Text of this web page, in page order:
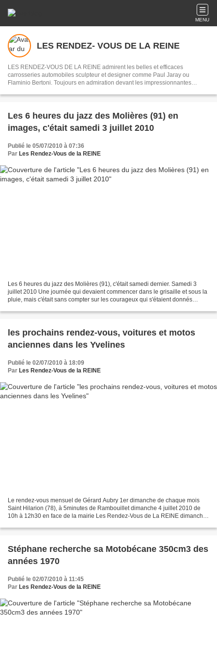
MENU
LES RENDEZ- VOUS DE LA REINE
LES RENDEZ-VOUS DE LA REINE admirent les belles et efficaces
carrosseries automobiles sculpteur et designer comme Paul Jaray ou
Flaminio Bertoni. Toujours en admiration devant les impressionnantes
souvenirs des courses du Mans ou de la Can - Am.
Les 6 heures du jazz des Molières (91) en
images, c'était samedi 3 juillet 2010
Publié le 05/07/2010 à 07:36
Par Les Rendez-Vous de la REINE
Les 6 heures du jazz des Molières (91), c'était samedi dernier. Samedi 3
juillet 2010 Une journée qui devaient commencer dans le grisaille et sous la
pluie, mais c'était sans compter sur les courageux qui s'étaient donnés
les prochains rendez-vous, voitures et motos
anciennes dans les Yvelines
Publié le 02/07/2010 à 18:09
Par Les Rendez-Vous de la REINE
Le rendez-vous mensuel de Gérard Aubry 1er dimanche de chaque mois
Saint Hilarion (78), à 5minutes de Rambouillet dimanche 4 juillet 2010 de
10h à 12h30 en face de la mairie Les Rendez-Vous de La REINE dimanche
Stéphane recherche sa Motobécane 350cm3 des
années 1970
Publié le 02/07/2010 à 11:45
Par Les Rendez-Vous de la REINE